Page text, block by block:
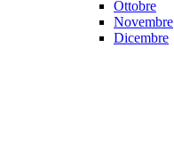
Ottobre
Novembre
Dicembre